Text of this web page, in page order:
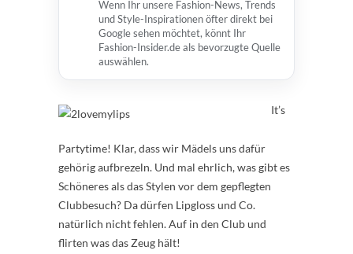
Wenn Ihr unsere Fashion-News, Trends
und Style-Inspirationen öfter direkt bei
Google sehen möchtet, könnt Ihr
Fashion-Insider.de als bevorzugte Quelle
auswählen.
It’s
Partytime! Klar, dass wir Mädels uns dafür
gehörig aufbrezeln. Und mal ehrlich, was gibt es
Schöneres als das Stylen vor dem gepflegten
Clubbesuch? Da dürfen Lipgloss und Co.
natürlich nicht fehlen. Auf in den Club und
flirten was das Zeug hält!